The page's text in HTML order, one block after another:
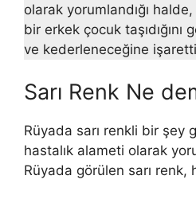
olarak yorumlandığı
bir erkek çocuk taşıdığını
ve kederleneceğine
Sarı Renk Ne
Rüyada sarı renkli bir şey
hastalık alameti olarak
Rüyada görülen sarı renk,